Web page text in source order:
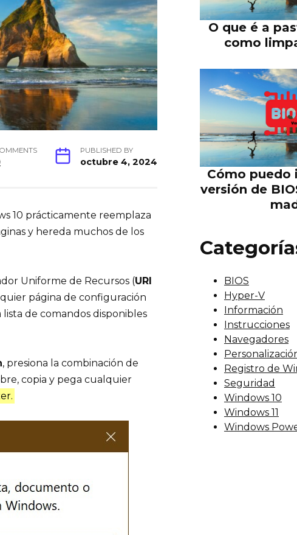
PUBLISHED BY
octubre 4, 2024
10 prácticamente reemplaza
y hereda muchos de los
Uniforme de Recursos (URI
página de configuración
de comandos disponibles
, presiona la combinación de
copia y pega cualquier
O que é a
como
Cómo puedo
versión de
BIOS
Hyper-V
Información
Instrucciones
Navegadores
Registro de
Seguridad
Windows 10
Windows 11
Windows